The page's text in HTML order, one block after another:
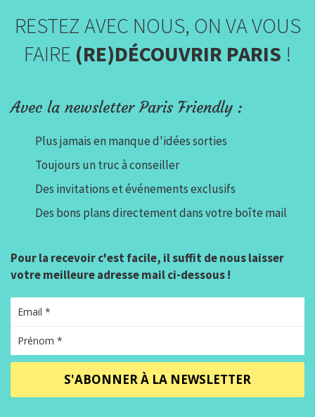
RESTEZ AVEC NOUS, ON VA VOUS
FAIRE (RE)DÉCOUVRIR PARIS !
Avec la newsletter Paris Friendly :
Plus jamais en manque d'idées sorties
Toujours un truc à conseiller
Des invitations et événements exclusifs
Des bons plans directement dans votre boîte mail
Pour la recevoir c'est facile, il suffit de nous laisser
votre meilleure adresse mail ci-dessous !
S'ABONNER À LA NEWSLETTER